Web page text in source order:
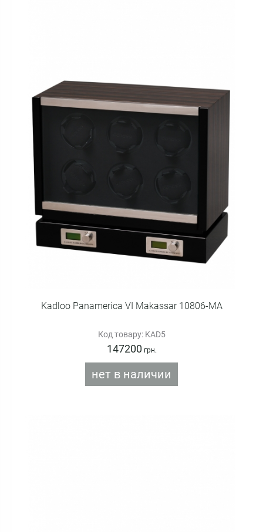
Kadloo Panamerica VI Makassar 10806-MA
Код товару: KAD5
147200 грн.
нет в наличии